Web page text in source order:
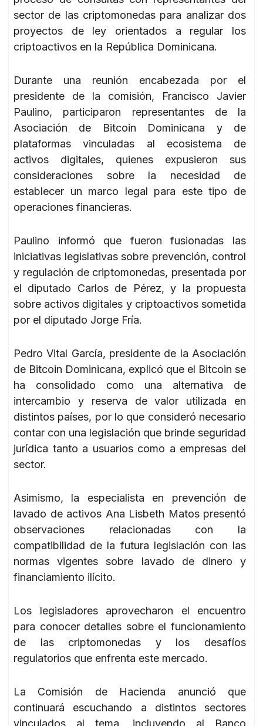
sector de las criptomonedas para analizar dos
proyectos de ley orientados a regular los
criptoactivos en la República Dominicana.
Durante una reunión encabezada por el
presidente de la comisión, Francisco Javier
Paulino, participaron representantes de la
Asociación de Bitcoin Dominicana y de
plataformas vinculadas al ecosistema de
activos digitales, quienes expusieron sus
consideraciones sobre la necesidad de
establecer un marco legal para este tipo de
operaciones financieras.
Paulino informó que fueron fusionadas las
iniciativas legislativas sobre prevención, control
y regulación de criptomonedas, presentada por
el diputado Carlos de Pérez, y la propuesta
sobre activos digitales y criptoactivos sometida
por el diputado Jorge Fría.
Pedro Vital García, presidente de la Asociación
de Bitcoin Dominicana, explicó que el Bitcoin se
ha consolidado como una alternativa de
intercambio y reserva de valor utilizada en
distintos países, por lo que consideró necesario
contar con una legislación que brinde seguridad
jurídica tanto a usuarios como a empresas del
sector.
Asimismo, la especialista en prevención de
lavado de activos Ana Lisbeth Matos presentó
observaciones relacionadas con la
compatibilidad de la futura legislación con las
normas vigentes sobre lavado de dinero y
financiamiento ilícito.
Los legisladores aprovecharon el encuentro
para conocer detalles sobre el funcionamiento
de las criptomonedas y los desafíos
regulatorios que enfrenta este mercado.
La Comisión de Hacienda anunció que
continuará escuchando a distintos sectores
vinculados al tema, incluyendo al Banco